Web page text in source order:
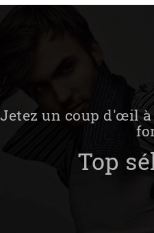
Jetez un coup d'œil
Top